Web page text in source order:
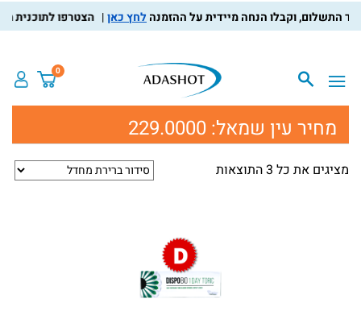
לחץ כאן הצטרפו לתוכנית
0
מחיר עין שמאל: 229.0000
מציגים את כל ⁦3⁩ התוצאות